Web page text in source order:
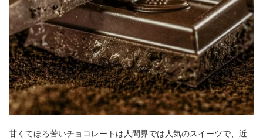
甘くてほろ苦いチョコレートは人間界では人気のスイーツで、近